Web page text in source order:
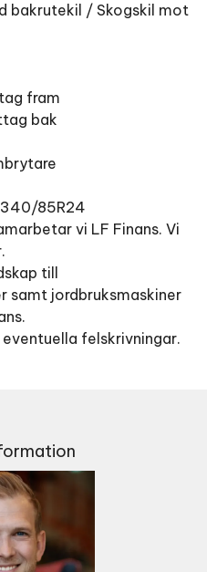
bakrutekil / Skogskil mot
fram
bak
85R24
vi LF Finans. Vi
till
samt jordbruksmaskiner
felskrivningar.